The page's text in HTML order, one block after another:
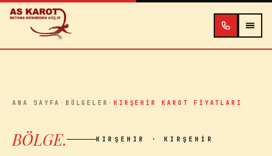
İçeriğe atla
ANA SAYFA ·BÖLGELER ·KIRŞEHIR KAROT FIYATLARI
BÖLGE. KIRŞEHIR · KIRŞEHIR